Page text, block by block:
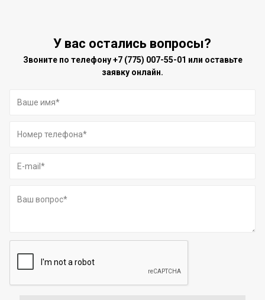
У вас остались вопросы?
Звоните по телефону+7 (775) 007-55-01 или оставьте
заявку онлайн.